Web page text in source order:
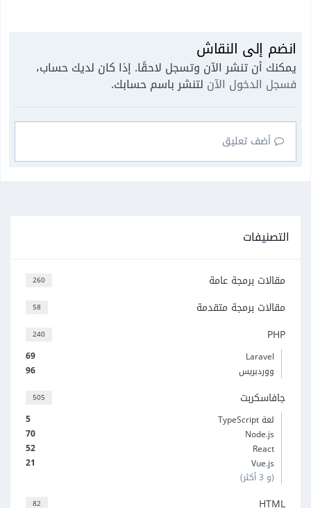
انضم إلى النقاش
يمكنك أن تنشر الآن وتسجل لاحقًا. إذا كان لديك حساب،
فسجل الدخول الآن لتنشر باسم حسابك.
أضف تعليق
التصنيفات
260 مقالات برمجة عامة
58 مقالات برمجة متقدمة
240 PHP
69
Laravel
96
ووردبريس
505 جافاسكربت
5
لغة TypeScript
70
Node.js
52
React
21
Vue.js
(و 3 أكثر)
82 HTML